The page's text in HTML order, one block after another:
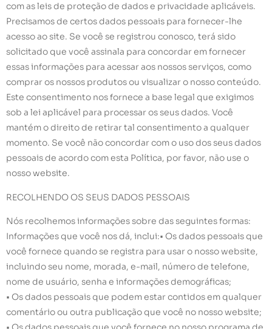
com as leis de proteção de dados e privacidade aplicáveis.
Precisamos de certos dados pessoais para fornecer-lhe
acesso ao site. Se você se registrou conosco, terá sido
solicitado que você assinala para concordar em fornecer
essas informações para acessar aos nossos serviços, como
comprar os nossos produtos ou visualizar o nosso conteúdo.
Este consentimento nos fornece a base legal que exigimos
sob a lei aplicável para processar os seus dados. Você
mantém o direito de retirar tal consentimento a qualquer
momento. Se você não concordar com o uso dos seus dados
pessoais de acordo com esta Política, por favor, não use o
nosso website.
RECOLHENDO OS SEUS DADOS PESSOAIS
Nós recolhemos informações sobre das seguintes formas:
Informações que você nos dá, inclui:• Os dados pessoais que
você fornece quando se registra para usar o nosso website,
incluindo seu nome, morada, e-mail, número de telefone,
nome de usuário, senha e informações demográficas;
• Os dados pessoais que podem estar contidos em qualquer
comentário ou outra publicação que você no nosso website;